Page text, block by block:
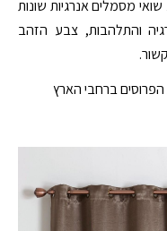
מסמלים אנרגיות שונות
והתלהבות, צבע הזהב